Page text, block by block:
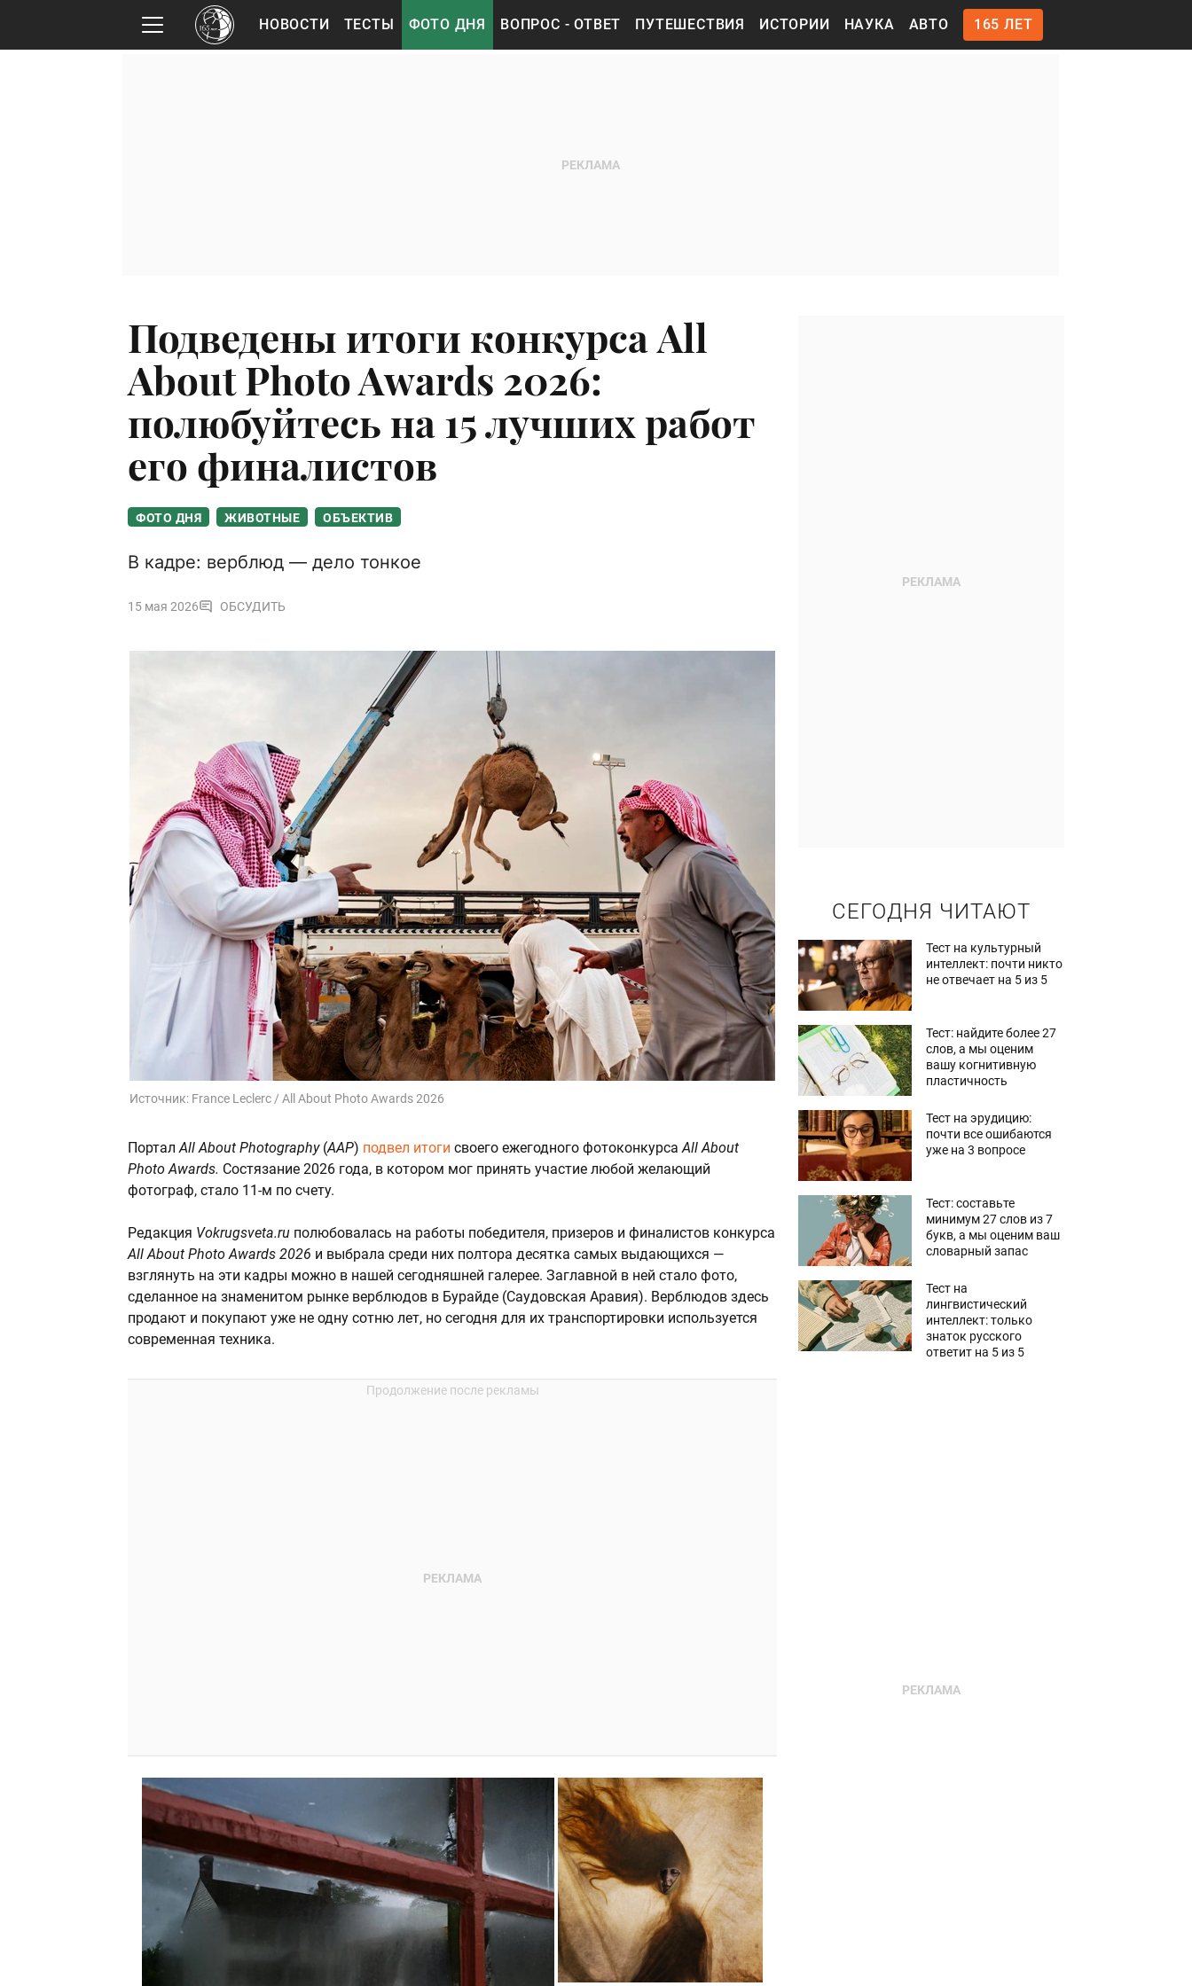
НОВОСТИ ТЕСТЫ ФОТО ДНЯ ВОПРОС - ОТВЕТ ПУТЕШЕСТВИЯ ИСТОРИИ НАУКА АВТО 165 ЛЕТ
Подведены итоги конкурса All
About Photo Awards 2026:
полюбуйтесь на 15 лучших работ
его финалистов
ФОТО ДНЯ ЖИВОТНЫЕ ОБЪЕКТИВ
В кадре: верблюд — дело тонкое
15 мая 2026 ОБСУДИТЬ
Источник: France Leclerc / All About Photo Awards 2026
ПорталAll About Photography (AAP) подвел итоги своего ежегодного фотоконкурсаAll About
Photo Awards. Состязание 2026 года, в котором мог принять участие любой желающий
фотограф, стало 11-м по счету.
Редакция Vokrugsveta.ru полюбовалась на работы победителя, призеров и финалистов конкурса
All About Photo Awards 2026 и выбрала среди них полтора десятка самых выдающихся —
взглянуть на эти кадры можно в нашей сегодняшней галерее. Заглавной в ней стало фото,
сделанное на знаменитом рынке верблюдов в Бурайде (Саудовская Аравия). Верблюдов здесь
продают и покупают уже не одну сотню лет, но сегодня для их транспортировки используется
современная техника.
СЕГОДНЯ ЧИТАЮТ
Тест на культурный
интеллект: почти никто
не отвечает на 5 из 5
Тест: найдите более 27
слов, а мы оценим
вашу когнитивную
пластичность
Тест на эрудицию:
почти все ошибаются
уже на 3 вопросе
Тест: составьте
минимум 27 слов из 7
букв, а мы оценим ваш
словарный запас
Тест на
лингвистический
интеллект: только
знаток русского
ответит на 5 из 5